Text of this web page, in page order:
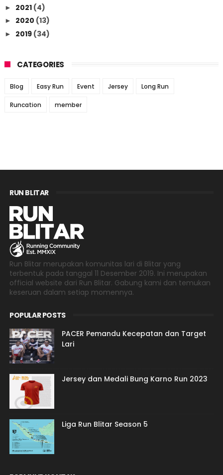
► 2021 (4)
► 2020 (13)
► 2019 (34)
CATEGORIES
Blog Easy Run Event Jersey Long Run
Runcation member
RUN BLITAR
Run Blitar merupakan komunitas lari di Blitar yang
terbentuk pada tanggal 11 Desember 2019. Ini merupakan
official website dari Run Blitar. Gabung kami dan temukan
keseruan dalam setiap momennya.
POPULAR POSTS
PACER Pemandu Kecepatan dan Target
Lari
Jersey dan Medali Bung Karno Run 2023
Liga Run Blitar Season 5